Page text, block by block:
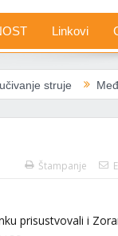
Linkovi
Međunarodna
Štampanje
prisustvovali i